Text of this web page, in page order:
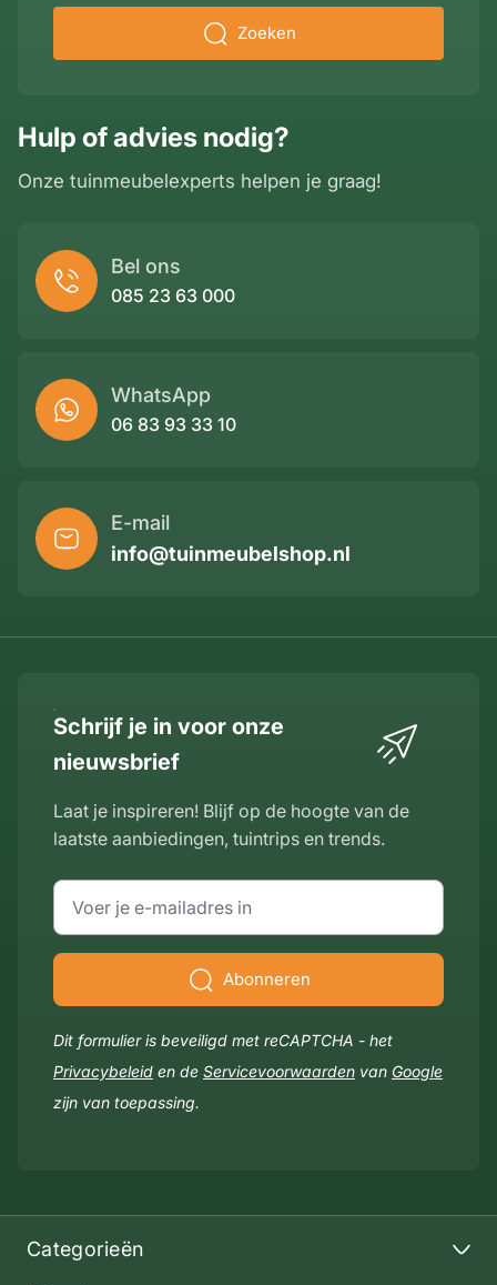
Hulp of advies nodig?
Onze tuinmeubelexperts helpen je graag!
Bel ons
085 23 63 000
WhatsApp
06 83 93 33 10
E-mail
info@tuinmeubelshop.nl
Zoeken
Categorieën
Schrijf je in voor onze
nieuwsbrief
Laat je inspireren! Blijf op de hoogte van de
laatste aanbiedingen, tuintrips en trends.
E-mailadres
Abonneren
Dit formulier is beveiligd met reCAPTCHA - het
Privacybeleid en de Servicevoorwaarden van Google
zijn van toepassing.